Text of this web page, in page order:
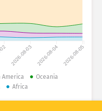
2026-08-03 2026-08-04 2026-08-05
America
Oceania
Africa